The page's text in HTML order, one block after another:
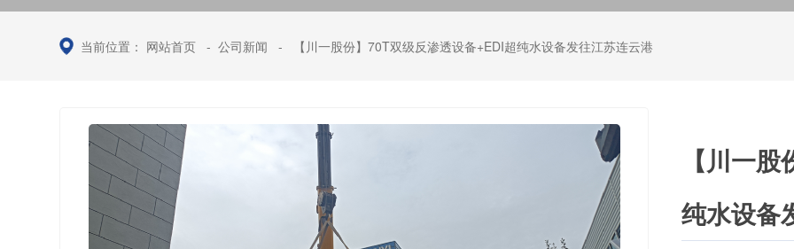
当前位置： 网站首页 -公司新闻 - 【川一股份】70T双级反渗透设备+EDI超纯水设备发往江苏连云港
【川一
纯水设备